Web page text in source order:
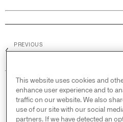
←
PREVIOUS
© 2026 Palantir
reserved.
Cookies Statement ↗
This website uses cookies and
enhance user experience and to
traffic on our website. We also
use of our site with our social
partners. If we have detected an